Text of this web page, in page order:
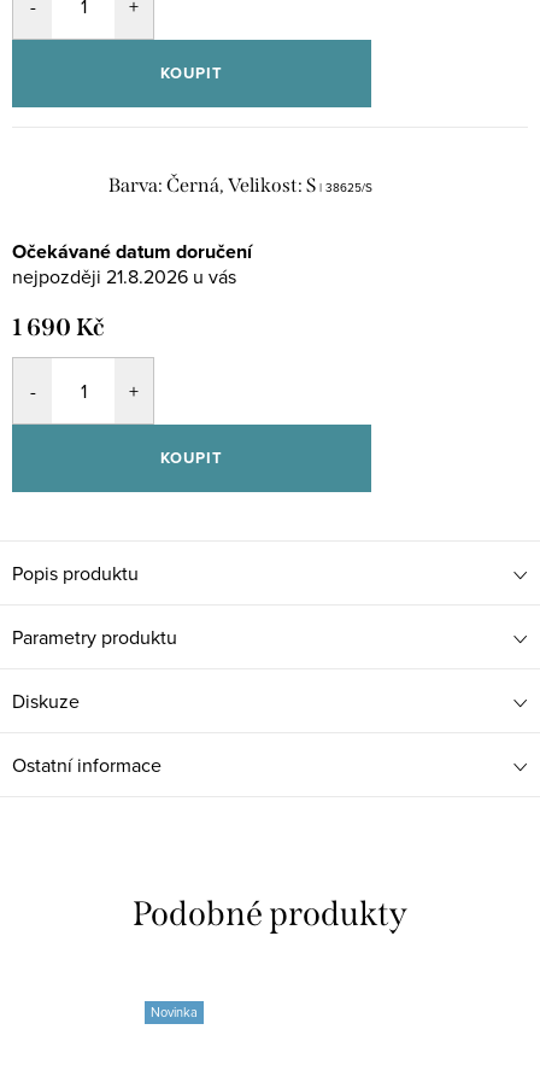
KOUPIT
Barva: Černá, Velikost: S | 38625/S
Očekávané datum doručení
21.8.2026
1 690 Kč
KOUPIT
Popis produktu
Parametry produktu
Diskuze
Ostatní informace
Novinka